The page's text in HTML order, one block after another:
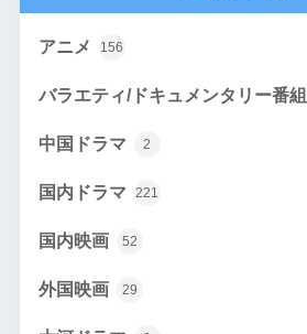
アニメ 156
バラエティ/ドキュメンタリー番組
中国ドラマ 2
国内ドラマ 221
国内映画 52
外国映画 29